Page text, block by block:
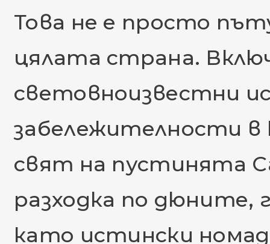
Това не е просто
цялата страна.
световноизвестни
забележителности в
свят на пустинята
разходка по
като истински